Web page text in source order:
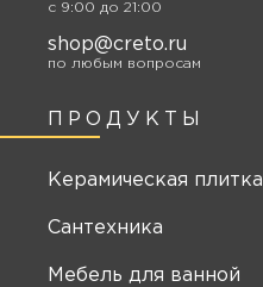
ПРОДУКТЫ
Керамическая плитка
Сантехника
Мебель для ванной
c 9:00 до 21:00
shop@creto.ru
по любым вопросам